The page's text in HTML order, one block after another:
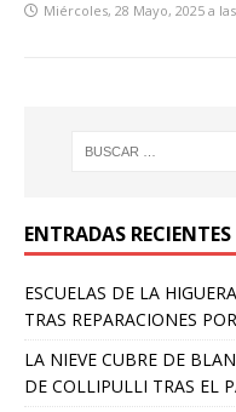
Miércoles, 28 Mayo, 2025 a
ENTRADAS RECIENTES
ESCUELAS DE LA
TRAS REPARACIONES
LA NIEVE CUBRE DE
DE COLLIPULLI TRAS EL